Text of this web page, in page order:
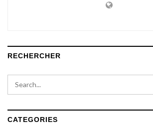
RECHERCHER
CATEGORIES